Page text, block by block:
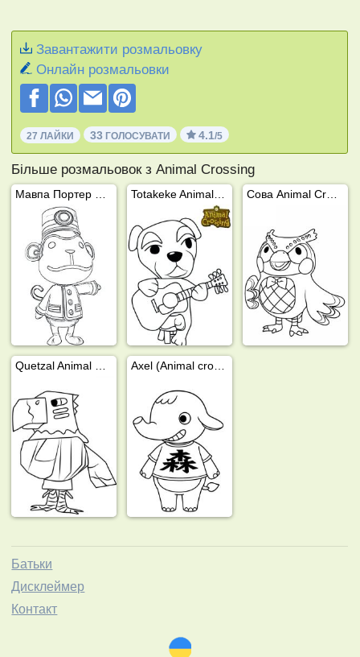
Завантажити розмальовку
Онлайн розмальовки
27 ЛАЙКИ 33 ГОЛОСУВАТИ 4.1/5
Більше розмальовок з Animal Crossing
Батьки
Дисклеймер
Контакт